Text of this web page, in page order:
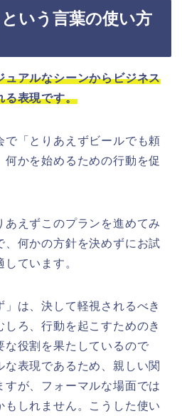
という言葉の使い方
ュアルなシーンからビジネス
る表現です。
で「とりあえずビールでも頼
何かを始めるための行動を促
あえずこのプランを進めてみ
、何かの方針を決めずにお試
ています。
」は、決して軽視されるべき
ろ、行動を起こすためのき
な役割を果たしているので
表現であるため、親しい関
が、フォーマルな場面では
しれません。こうした使い